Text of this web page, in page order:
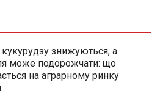
кукурудзу знижуються, а
може подорожчати: що
на аграрному ринку